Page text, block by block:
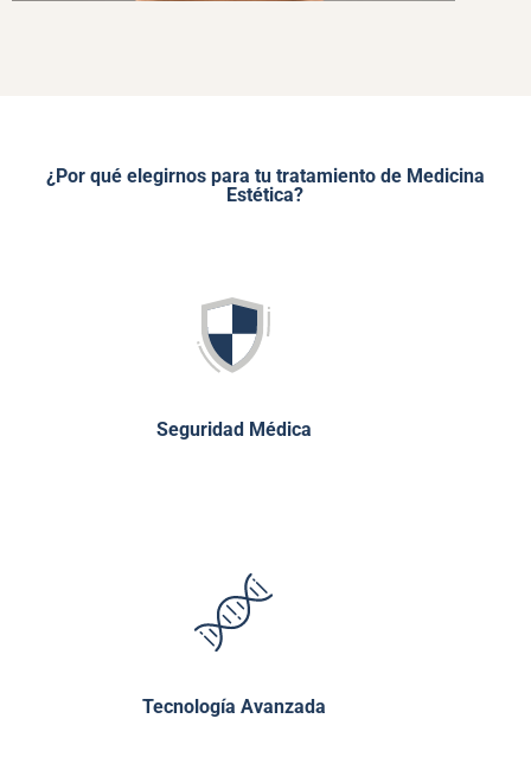
¿Por qué elegirnos para tu tratamiento de Medicina
Estética?
Seguridad Médica
Tecnología Avanzada